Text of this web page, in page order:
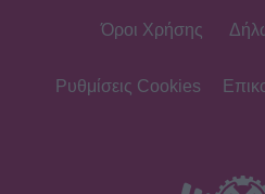
Οικονομάκου και ο Μπρούνο
Όροι Χρήσης
Ρυθμίσεις Cookies